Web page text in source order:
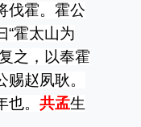
伐霍。霍公
“霍太山为
之，以奉霍
赵夙耿。
也。 共孟生